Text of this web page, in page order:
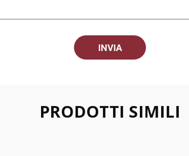
PRODOTTI SIMILI